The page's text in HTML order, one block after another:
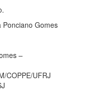
Ponciano Gomes
–
COPPE/UFRJ